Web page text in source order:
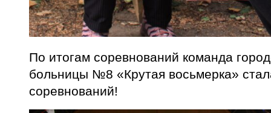
По итогам соревнований команда
больницы №8 «Крутая восьмерка»
соревнований!